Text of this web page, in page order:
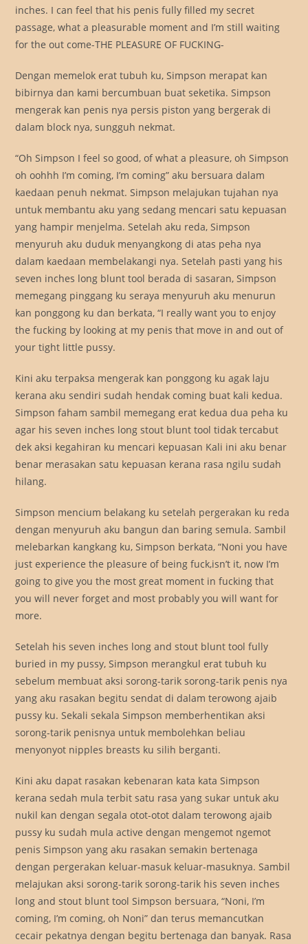
inches. I can feel that his penis fully filled my secret
passage, what a pleasurable moment and I’m still waiting
for the out come-THE PLEASURE OF FUCKING-
Dengan memelok erat tubuh ku, Simpson merapat kan
bibirnya dan kami bercumbuan buat seketika. Simpson
mengerak kan penis nya persis piston yang bergerak di
dalam block nya, sungguh nekmat.
“Oh Simpson I feel so good, of what a pleasure, oh Simpson
oh oohhh I’m coming, I’m coming” aku bersuara dalam
kaedaan penuh nekmat. Simpson melajukan tujahan nya
untuk membantu aku yang sedang mencari satu kepuasan
yang hampir menjelma. Setelah aku reda, Simpson
menyuruh aku duduk menyangkong di atas peha nya
dalam kaedaan membelakangi nya. Setelah pasti yang his
seven inches long blunt tool berada di sasaran, Simpson
memegang pinggang ku seraya menyuruh aku menurun
kan ponggong ku dan berkata, “I really want you to enjoy
the fucking by looking at my penis that move in and out of
your tight little pussy.
Kini aku terpaksa mengerak kan ponggong ku agak laju
kerana aku sendiri sudah hendak coming buat kali kedua.
Simpson faham sambil memegang erat kedua dua peha ku
agar his seven inches long stout blunt tool tidak tercabut
dek aksi kegahiran ku mencari kepuasan Kali ini aku benar
benar merasakan satu kepuasan kerana rasa ngilu sudah
hilang.
Simpson mencium belakang ku setelah pergerakan ku reda
dengan menyuruh aku bangun dan baring semula. Sambil
melebarkan kangkang ku, Simpson berkata, “Noni you have
just experience the pleasure of being fuck,isn’t it, now I’m
going to give you the most great moment in fucking that
you will never forget and most probably you will want for
more.
Setelah his seven inches long and stout blunt tool fully
buried in my pussy, Simpson merangkul erat tubuh ku
sebelum membuat aksi sorong-tarik sorong-tarik penis nya
yang aku rasakan begitu sendat di dalam terowong ajaib
pussy ku. Sekali sekala Simpson memberhentikan aksi
sorong-tarik penisnya untuk membolehkan beliau
menyonyot nipples breasts ku silih berganti.
Kini aku dapat rasakan kebenaran kata kata Simpson
kerana sedah mula terbit satu rasa yang sukar untuk aku
nukil kan dengan segala otot-otot dalam terowong ajaib
pussy ku sudah mula active dengan mengemot ngemot
penis Simpson yang aku rasakan semakin bertenaga
dengan pergerakan keluar-masuk keluar-masuknya. Sambil
melajukan aksi sorong-tarik sorong-tarik his seven inches
long and stout blunt tool Simpson bersuara, “Noni, I’m
coming, I’m coming, oh Noni” dan terus memancutkan
cecair pekatnya dengan begitu bertenaga dan banyak. Rasa